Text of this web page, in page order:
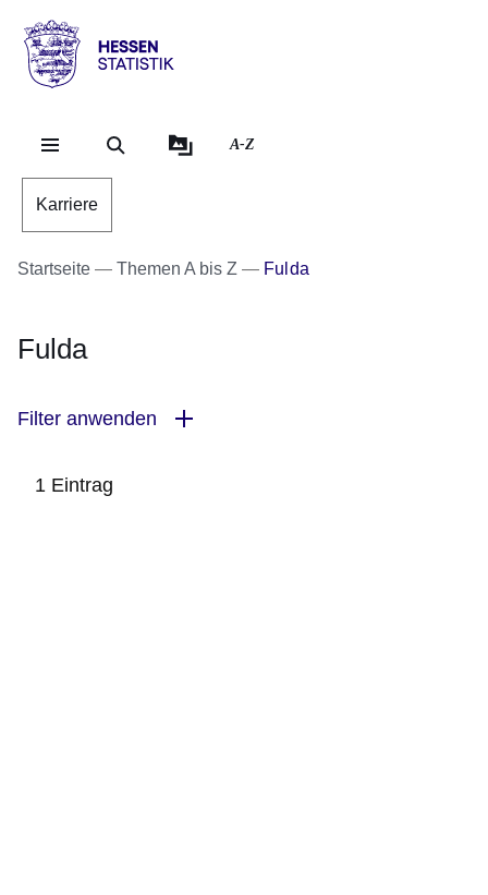
Hessen
Statistik
A-Z
Karriere
Startseite Themen A bis Z Fulda
Fulda
Filter anwenden
1 Eintrag